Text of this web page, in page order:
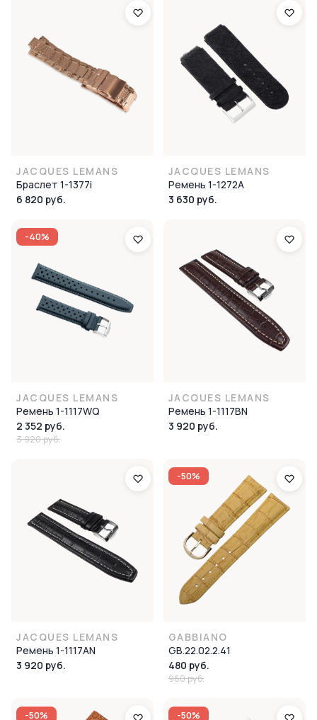
JACQUES LEMANS
Браслет 1-1377i
6 820 руб.
JACQUES LEMANS
Ремень 1-1272A
3 630 руб.
-40%
JACQUES LEMANS
Ремень 1-1117WQ
2 352 руб.
3 920 руб.
JACQUES LEMANS
Ремень 1-1117BN
3 920 руб.
JACQUES LEMANS
Ремень 1-1117AN
3 920 руб.
-50%
GABBIANO
GB.22.02.2.41
480 руб.
960 руб.
-50% -50%